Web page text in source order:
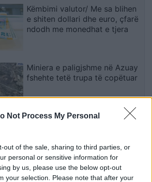
Not Process My Personal
out of the sale, sharing to third parties, or
personal or sensitive information for
by us, please use the below opt-out
your selection. Please note that after your
Këmbimi valutor/ Me sa blihen
e shiten dollari dhe euro, çfarë
ndodh me monedhat e tjera
Miniera e paligjshme në Azuay
fshehte tetë trupa të copëtuar
“The Dukes of Hazzard